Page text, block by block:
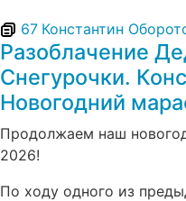
67 Константин
Разоблачение
Снегурочки.
Новогодний
Продолжаем наш
2026!
По ходу одного из